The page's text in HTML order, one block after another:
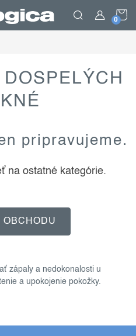
pripravujeme.
na ostatné kategórie.
OBCHODU
zápaly a nedokonalosti u
a upokojenie pokožky.